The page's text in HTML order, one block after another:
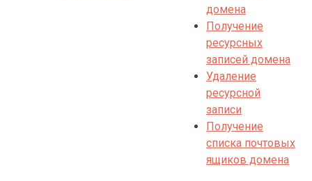
домена
Получение
ресурсных
записей домена
Удаление
ресурсной
записи
Получение
списка почтовых
ящиков домена